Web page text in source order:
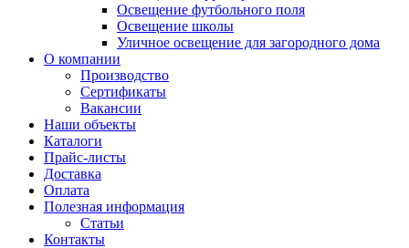
Освещение футбольного поля
Освещение школы
Уличное освещение для загородного дома
О компании
Производство
Сертификаты
Вакансии
Наши объекты
Каталоги
Прайс-листы
Доставка
Оплата
Полезная информация
Статьи
Контакты